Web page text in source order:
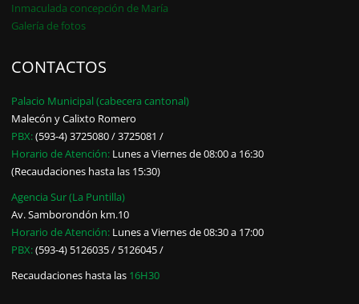
Inmaculada concepción de María
Galería de fotos
CONTACTOS
Palacio Municipal (cabecera cantonal)
Malecón y Calixto Romero
PBX:(593-4) 3725080 / 3725081 /
Horario de Atención: Lunes a Viernes de 08:00 a 16:30
(Recaudaciones hasta las 15:30)
Agencia Sur (La Puntilla)
Av. Samborondón km.10
Horario de Atención: Lunes a Viernes de 08:30 a 17:00
PBX:(593-4) 5126035 / 5126045 /
Recaudaciones hasta las 16H30